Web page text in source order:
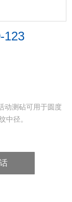
123
动测砧可用于圆度
中径。